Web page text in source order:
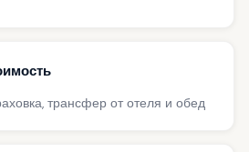
трансфер от отеля и обед